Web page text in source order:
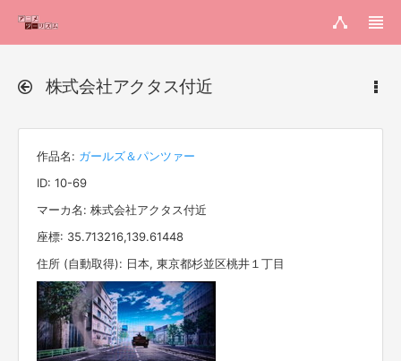
株式会社アクタス付近
作品名: ガールズ＆パンツァー
ID: 10-69
マーカ名: 株式会社アクタス付近
座標: 35.713216,139.61448
住所 (自動取得): 日本, 東京都杉並区桃井１丁目